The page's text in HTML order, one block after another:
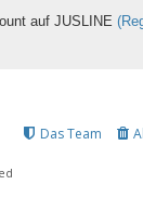
auf JUSLINE
Das Team